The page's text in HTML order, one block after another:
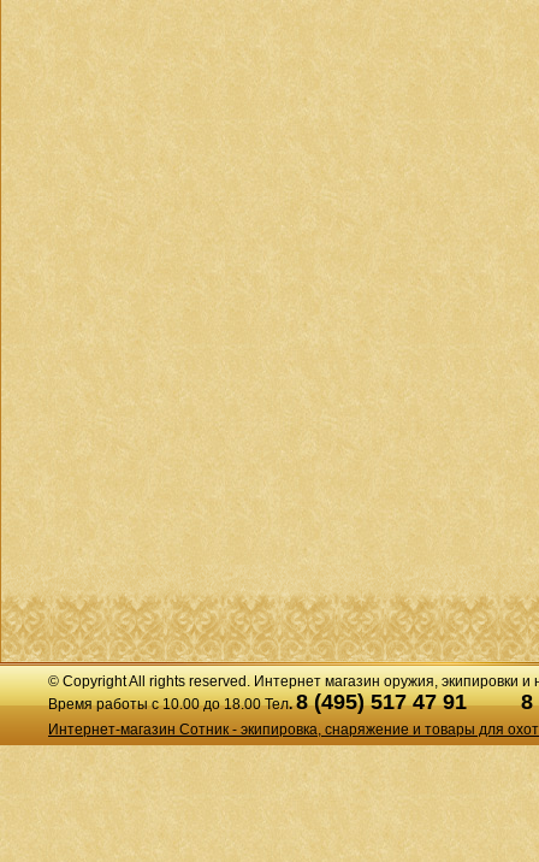
© Copyright All rights reserved. Интернет магазин оружия, экипировки и
Время работы с 10.00 до 18.00 Тел. 8 (495) 517 47 918
Интернет-магазин Сотник - экипировка, снаряжение и товары для